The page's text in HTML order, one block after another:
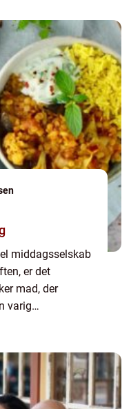
middagsselskab
er det
mad, der
varig